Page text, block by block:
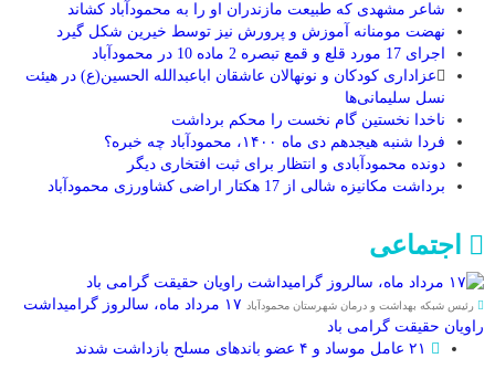
شاعر مشهدی که طبیعت مازندران او را به محمودآباد کشاند
نهضت مومنانه آموزش و پرورش نیز توسط خیرین شکل گیرد
اجرای 17 مورد قلع و قمع تبصره 2 ماده 10 در محمودآباد
عزاداری کودکان و نونهالان عاشقان اباعبدالله الحسین(ع) در هیئت
نسل سلیمانی‌ها
ناخدا نخستین گام نخست را محکم برداشت
فردا شنبه هیجدهم دی ماه ۱۴۰۰، محمودآباد چه خبره؟
دونده محمودآبادی و انتظار برای ثبت افتخاری دیگر
برداشت مکانیزه شالی از 17 هکتار اراضی کشاورزی محمودآباد
اجتماعی
رئیس شبکه بهداشت و درمان شهرستان محمودآباد
۱۷ مرداد ماه، سالروز گرامیداشت
راویان حقیقت گرامی باد